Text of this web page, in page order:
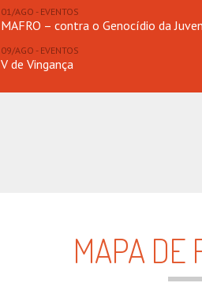
01/AGO - EVENTOS
MAFRO – contra o Genocídio da
09/AGO - EVENTOS
V de Vingança
MAPA DE